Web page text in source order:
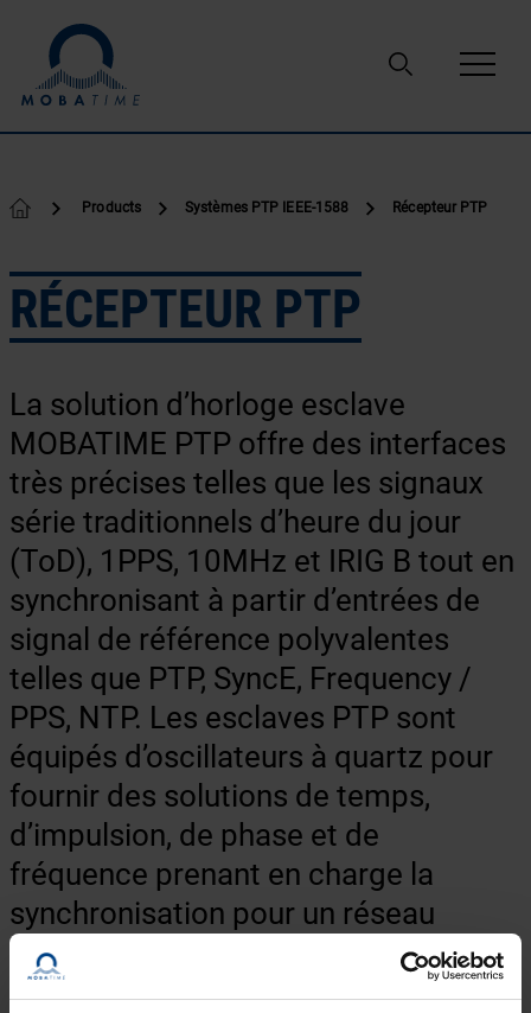
Products Systèmes PTP IEEE-1588 Récepteur PTP
RÉCEPTEUR PTP
La solution d’horloge esclave
MOBATIME PTP offre des interfaces
très précises telles que les signaux
série traditionnels d’heure du jour
(ToD), 1PPS, 10MHz et IRIG B tout en
synchronisant à partir d’entrées de
signal de référence polyvalentes
telles que PTP, SyncE, Frequency /
PPS, NTP. Les esclaves PTP sont
équipés d’oscillateurs à quartz pour
fournir des solutions de temps,
d’impulsion, de phase et de
fréquence prenant en charge la
synchronisation pour un réseau
d’infrastructure de taille moyenne ou
grande.